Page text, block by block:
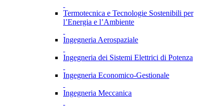
Termotecnica e Tecnologie Sostenibili per
l’Energia e l’Ambiente
Ingegneria Aerospaziale
Ingegneria dei Sistemi Elettrici di Potenza
Ingegneria Economico-Gestionale
Ingegneria Meccanica